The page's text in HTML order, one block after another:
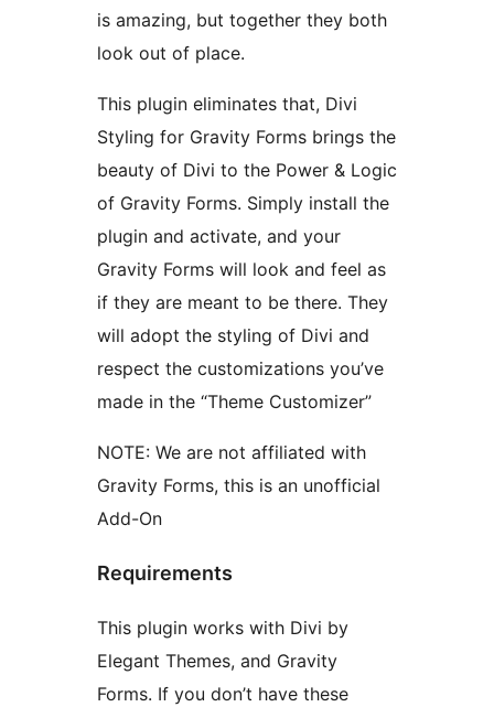
is amazing, but together they both
look out of place.
This plugin eliminates that, Divi
Styling for Gravity Forms brings the
beauty of Divi to the Power & Logic
of Gravity Forms. Simply install the
plugin and activate, and your
Gravity Forms will look and feel as
if they are meant to be there. They
will adopt the styling of Divi and
respect the customizations you’ve
made in the “Theme Customizer”
NOTE: We are not affiliated with
Gravity Forms, this is an unofficial
Add-On
Requirements
This plugin works with Divi by
Elegant Themes, and Gravity
Forms. If you don’t have these